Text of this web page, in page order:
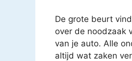
De grote beurt
over de noodzaak
van je auto. Alle
altijd wat zaken